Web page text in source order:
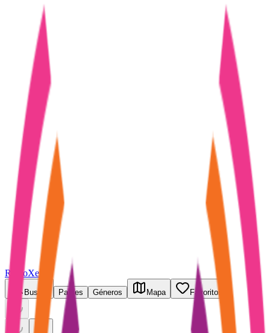
RadioXen
Buscar Países Géneros Mapa Favoritos